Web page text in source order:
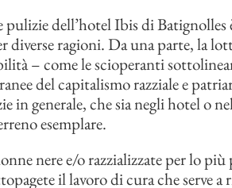
dell’hotel Ibis di Batignolles
ragioni. Da una parte, la
– come le scioperanti
del capitalismo razziale e
in generale, che sia negli hotel o
esemplare.
nere e/o razzializzate per lo
il lavoro di cura che serve